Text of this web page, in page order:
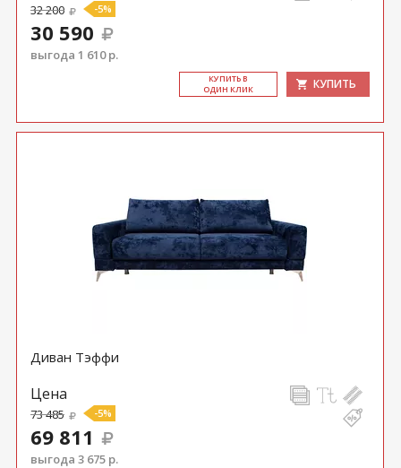
32 200 -5%
30 590
выгода 1 610 р.
КУ­ПИТЬ В
ОДИН КЛИК
КУПИТЬ
Диван Тэффи
Цена
73 485 -5%
69 811
выгода 3 675 р.